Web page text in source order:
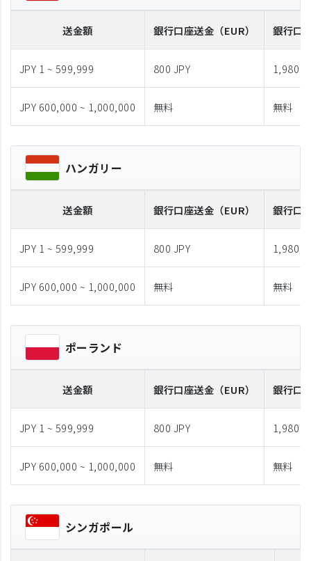
送金額 銀行口座送金 （EUR） 銀行口
JPY 1 ~ 599,999 800 JPY 1,980
JPY 600,000 ~ 1,000,000 無料 無料
ハンガリー
送金額 銀行口座送金 （EUR） 銀行口
JPY 1 ~ 599,999 800 JPY 1,980
JPY 600,000 ~ 1,000,000 無料 無料
ポーランド
送金額 銀行口座送金 （EUR） 銀行口
JPY 1 ~ 599,999 800 JPY 1,980
JPY 600,000 ~ 1,000,000 無料 無料
シンガポール